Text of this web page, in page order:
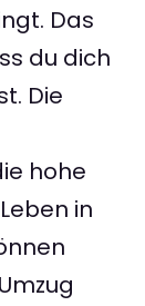
Das
du dich
Die
hohe
in